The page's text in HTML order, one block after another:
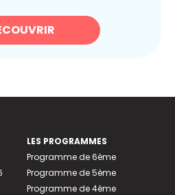
LES PROGRAMMES
Programme de 6ème
Programme de 5ème
Programme de 4ème